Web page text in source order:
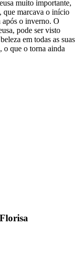
muito importante,
que marcava o início
após o inverno. O
pode ser visto
em todas as suas
o que o torna ainda
Florisa